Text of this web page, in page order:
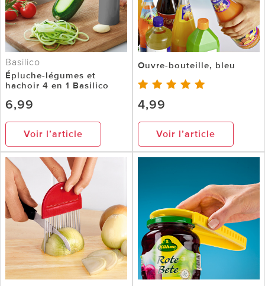
Basilico
Épluche-légumes et
hachoir 4 en 1 Basilico
6,99
Voir l’article
Ouvre-bouteille, bleu
4,99
Voir l’article